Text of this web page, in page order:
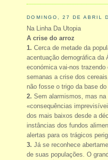
DOMINGO, 27 DE ABRIL
Na Linha Da Utopia
A crise do arroz
1. Cerca de metade da
acentuação demográfica da
económica vai-nos
semanas a crise dos
não fosse o trigo da base
2. Sem alarmismos, mas
«consequências
dos mais baixos desde a
instâncias dos fundos
alertas para os trágicos
3. Já se reconhece
de suas populações. O